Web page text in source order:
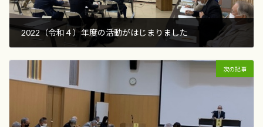
2022（令和４）年度の活動がはじまりました
次の記事